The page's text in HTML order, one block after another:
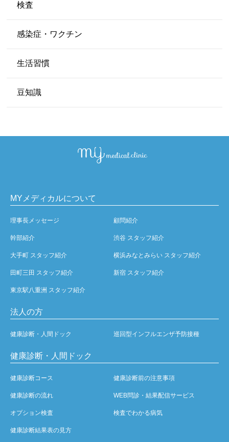
検査
感染症・ワクチン
生活習慣
豆知識
MYメディカルについて
理事長メッセージ 顧問紹介
幹部紹介 渋谷 スタッフ紹介
大手町 スタッフ紹介 横浜みなとみらい スタッフ紹介
田町三田 スタッフ紹介 新宿 スタッフ紹介
東京駅八重洲 スタッフ紹介
法人の方
健康診断・人間ドック 巡回型インフルエンザ予防接種
健康診断・人間ドック
健康診断コース 健康診断前の注意事項
健康診断の流れ WEB問診・結果配信サービス
オプション検査 検査でわかる病気
健康診断結果表の見方